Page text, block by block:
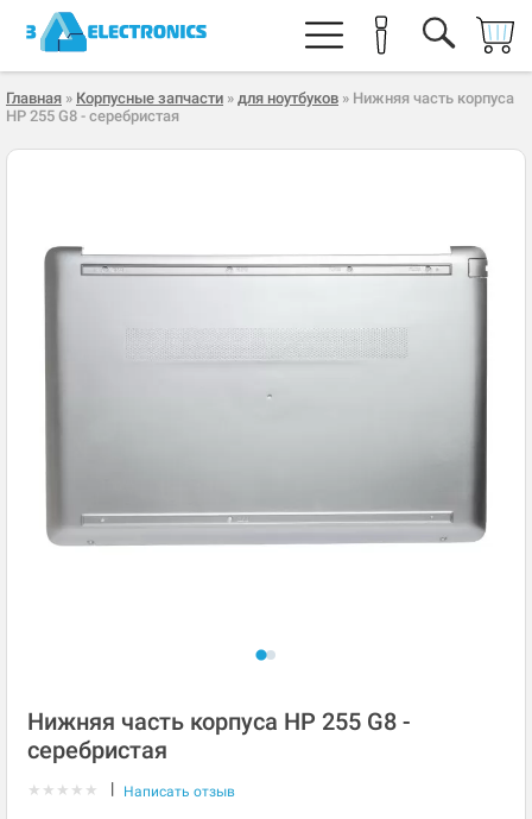
Главная » Корпусные запчасти » для ноутбуков » Нижняя часть корпуса
HP 255 G8 - серебристая
Нижняя часть корпуса HP 255 G8 -
серебристая
★ ★ ★ ★ ★ | Написать отзыв